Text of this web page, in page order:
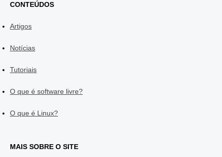
CONTEÚDOS
Artigos
Notícias
Tutoriais
O que é software livre?
O que é Linux?
MAIS SOBRE O SITE